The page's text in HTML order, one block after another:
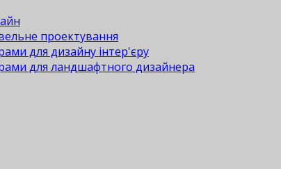
проектування
для дизайну інтер'єру
для ландшафтного дизайнера